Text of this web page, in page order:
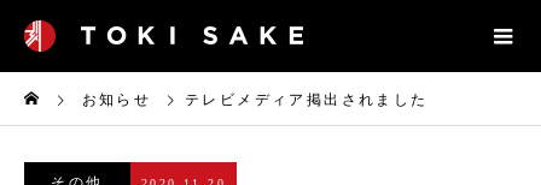
お知らせ テレビメディア掲出されました